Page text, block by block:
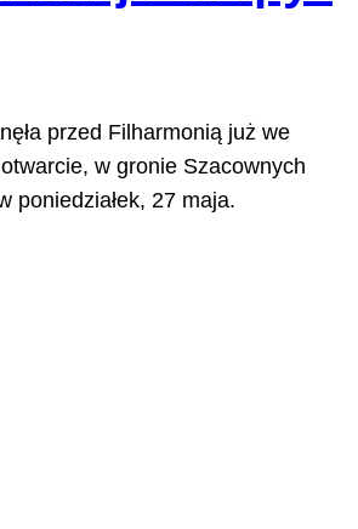
przed Filharmonią już we
w gronie Szacownych
poniedziałek, 27 maja.